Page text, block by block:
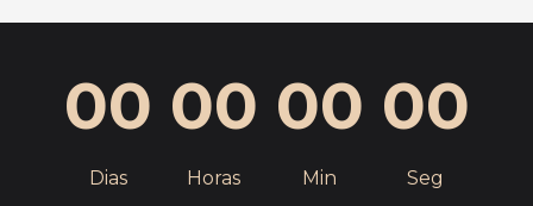
00
Dias
00
Horas
00
Min
00
Seg